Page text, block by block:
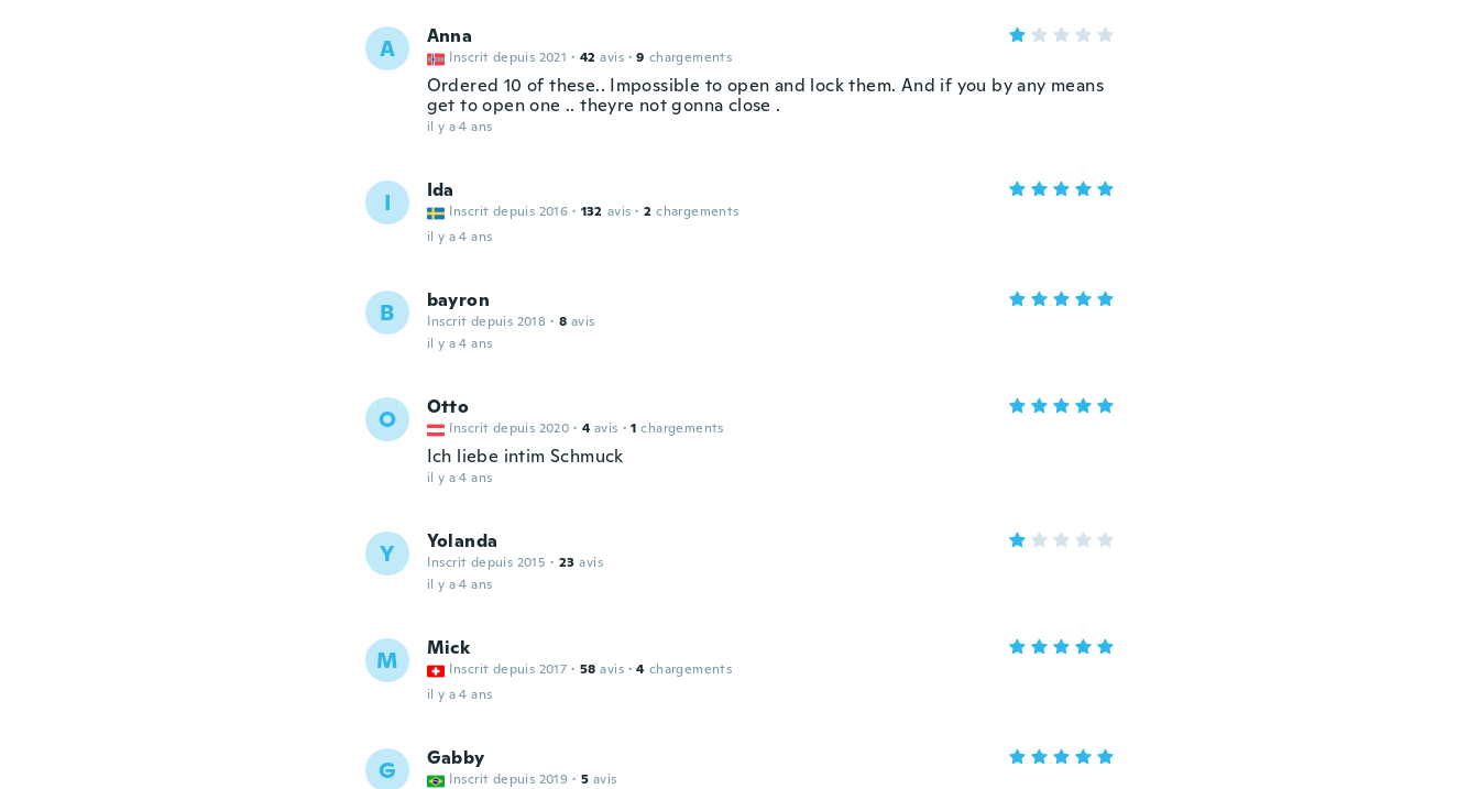
A Anna
Inscrit depuis 2021 · 42 avis · 9 chargements
Ordered 10 of these.. Impossible to open and lock them. And if you by any means
get to open one .. theyre not gonna close .
il y a 4 ans
I Ida
Inscrit depuis 2016 · 132 avis · 2 chargements
il y a 4 ans
B bayron
Inscrit depuis 2018 · 8 avis
il y a 4 ans
O Otto
Inscrit depuis 2020 · 4 avis · 1 chargements
Ich liebe intim Schmuck
il y a 4 ans
Y Yolanda
Inscrit depuis 2015 · 23 avis
il y a 4 ans
M Mick
Inscrit depuis 2017 · 58 avis · 4 chargements
il y a 4 ans
G Gabby
Inscrit depuis 2019 · 5 avis